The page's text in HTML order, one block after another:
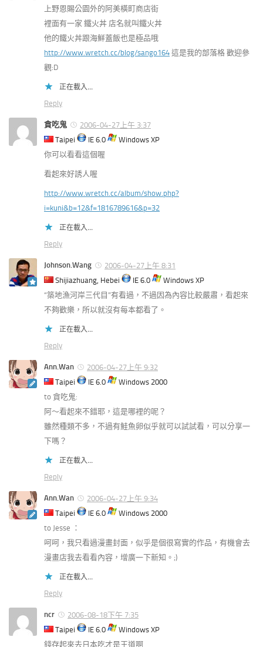
上野恩賜公園外的阿美橫町商店街
裡面有一家 鐵火丼 店名就叫鐵火丼
他的鐵火丼跟海鮮蓋飯也是極品哦
http://www.wretch.cc/blog/sango164 這是我的部落格 歡迎參
觀:D
正在載入...
Reply
貪吃鬼
2006-04-27上午 3:37
Taipei
IE 6.0
Windows XP
你可以看看這個喔
看起來好誘人喔
http://www.wretch.cc/album/show.php?
i=kuni&b=12&f=1816789616&p=32
正在載入...
Reply
Johnson.Wang
2006-04-27上午 8:31
Shijiazhuang, Hebei
IE 6.0
Windows XP
“築地漁河岸三代目”有看過，不過因為內容比較嚴肅，看起來
不夠歡樂，所以就沒有每本都看了。
正在載入...
Reply
Ann.Wan
2006-04-27上午 9:32
Taipei
IE 6.0
Windows 2000
to 貪吃鬼:
阿～看起來不錯耶，這是哪裡的呢？
雖然種類不多，不過有鮭魚卵似乎就可以試試看，可以分享一
下嗎？
正在載入...
Reply
Ann.Wan
2006-04-27上午 9:34
Taipei
IE 6.0
Windows 2000
to Jesse ：
呵呵，我只看過漫畫封面，似乎是個很寫實的作品，有機會去
漫畫店我去看看內容，增廣一下新知。;)
正在載入...
Reply
ncr
2006-08-18下午 7:35
Taipei
IE 6.0
Windows XP
錢存起來去日本吃才是王道啊